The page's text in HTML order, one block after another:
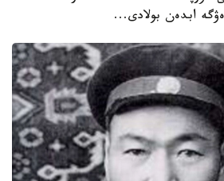
ابدەن بولادى...